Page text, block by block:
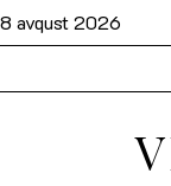
8 avqust 2026